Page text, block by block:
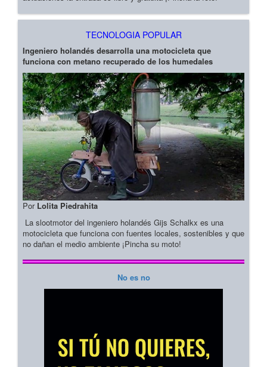
TECNOLOGIA POPULAR
Ingeniero holandés desarrolla una motocicleta que
funciona con metano recuperado de los humedales
Por Lolita Piedrahita
La slootmotor del ingeniero holandés Gijs Schalkx es una
motocicleta que funciona con fuentes locales, sostenibles y que
no dañan el medio ambiente ¡Pincha su moto!
No es no